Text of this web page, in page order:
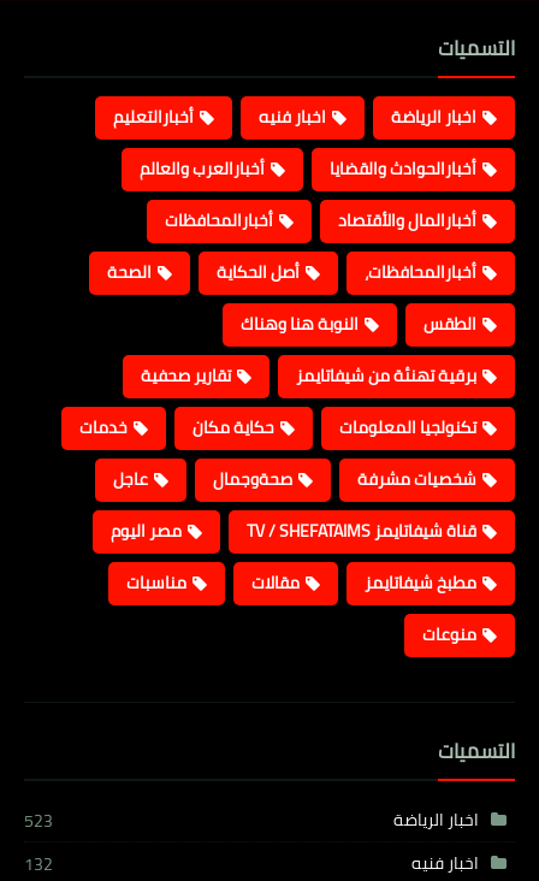
التسميات
اخبار الرياضة اخبار فنيه
أخبارالتعليم
أخبارالحوادث والقضايا
أخبارالعرب والعالم
أخبارالمال والأقتصاد
أخبارالمحافظات
أخبارالمحافظات،
أصل الحكاية
الصحة
الطقس
النوبة هنا وهناك
برقية تهنئة من شيفاتايمز
تقارير صحفية
تكنولجيا المعلومات
حكاية مكان
خدمات
شخصيات مشرفة
صحةوجمال
عاجل
قناة شيفاتايمز TV / SHEFATAIMS
مصر اليوم
مطبخ شيفاتايمز
مقالات
مناسبات
منوعات
التسميات
اخبار الرياضة
523
اخبار فنيه
132